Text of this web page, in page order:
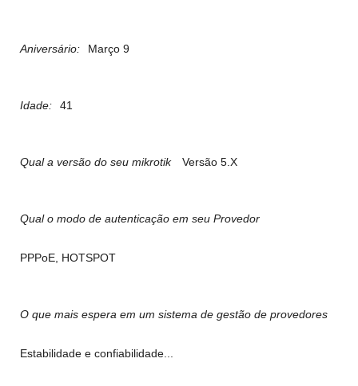
Aniversário: Março 9
Idade: 41
Qual a versão do seu mikrotik Versão 5.X
Qual o modo de autenticação em seu Provedor
PPPoE, HOTSPOT
O que mais espera em um sistema de gestão de provedores
Estabilidade e confiabilidade...